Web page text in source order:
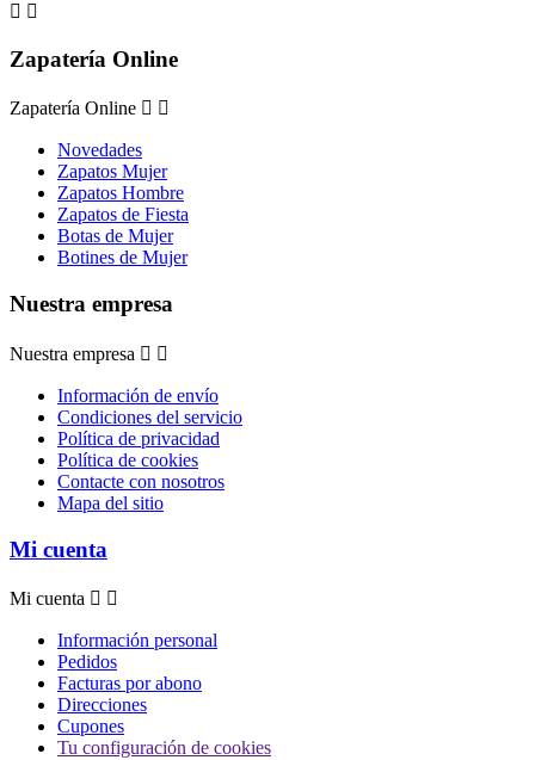
 
Zapatería Online
Zapatería Online  
Novedades
Zapatos Mujer
Zapatos Hombre
Zapatos de Fiesta
Botas de Mujer
Botines de Mujer
Nuestra empresa
Nuestra empresa  
Información de envío
Condiciones del servicio
Política de privacidad
Política de cookies
Contacte con nosotros
Mapa del sitio
Mi cuenta
Mi cuenta  
Información personal
Pedidos
Facturas por abono
Direcciones
Cupones
Tu configuración de cookies